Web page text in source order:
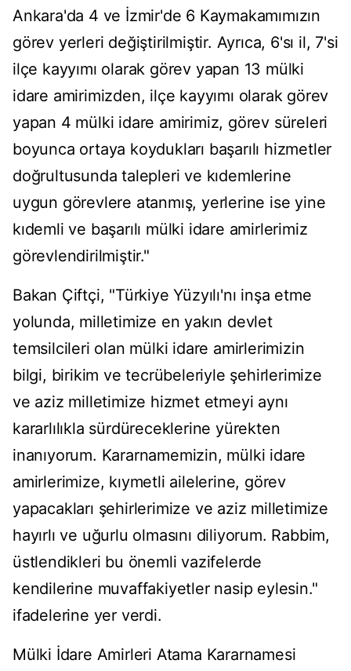
Ankara'da 4 ve İzmir'de 6 Kaymakamımızın
görev yerleri değiştirilmiştir. Ayrıca, 6'sı il, 7'si
ilçe kayyımı olarak görev yapan 13 mülki
idare amirimizden, ilçe kayyımı olarak görev
yapan 4 mülki idare amirimiz, görev süreleri
boyunca ortaya koydukları başarılı hizmetler
doğrultusunda talepleri ve kıdemlerine
uygun görevlere atanmış, yerlerine ise yine
kıdemli ve başarılı mülki idare amirlerimiz
görevlendirilmiştir."
Bakan Çiftçi, "Türkiye Yüzyılı'nı inşa etme
yolunda, milletimize en yakın devlet
temsilcileri olan mülki idare amirlerimizin
bilgi, birikim ve tecrübeleriyle şehirlerimize
ve aziz milletimize hizmet etmeyi aynı
kararlılıkla sürdüreceklerine yürekten
inanıyorum. Kararnamemizin, mülki idare
amirlerimize, kıymetli ailelerine, görev
yapacakları şehirlerimize ve aziz milletimize
hayırlı ve uğurlu olmasını diliyorum. Rabbim,
üstlendikleri bu önemli vazifelerde
kendilerine muvaffakiyetler nasip eylesin."
ifadelerine yer verdi.
Mülki İdare Amirleri Atama Kararnamesi